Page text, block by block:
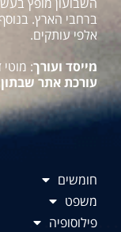
ברחבי הארץ.
אלפי עותקים.
מייסד ועורך: מוטי
עורכת אתר שבתון
חומשים
משפט
פילוסופיה